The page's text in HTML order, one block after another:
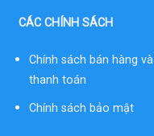
CÁC CHÍNH SÁCH
Chính sách bán hàng và
thanh toán
Chính sách bảo mật